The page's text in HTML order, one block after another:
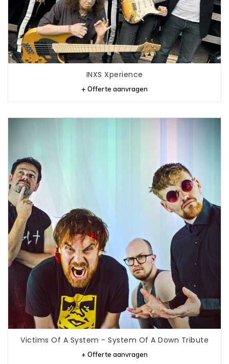
INXS Xperience
+ Offerte aanvragen
Victims Of A System - System Of A Down Tribute
+ Offerte aanvragen